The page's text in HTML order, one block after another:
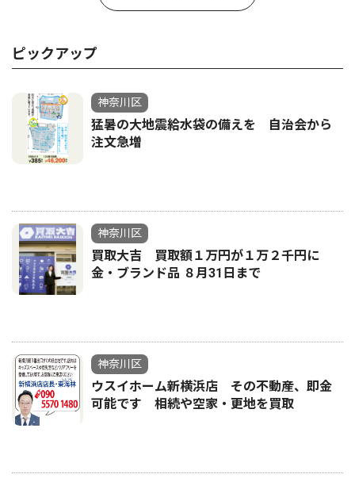
ピックアップ
神奈川区
猛暑の大地震給水袋の備えを 自治会から
注文急増
神奈川区
買取大吉 買取額１万円が１万２千円に
金・ブランド品 ８月31日まで
神奈川区
ウスイホーム新横浜店 その不動産、即金
可能です 相続や空家・更地を買取